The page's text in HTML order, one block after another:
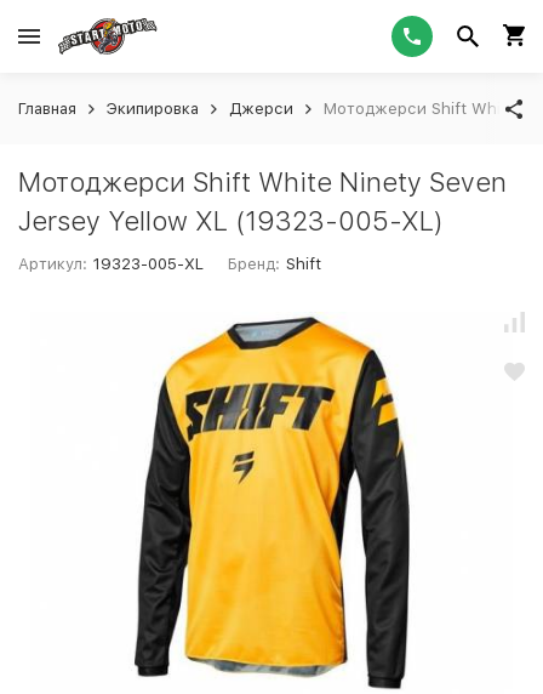
Главная Экипировка Джерси Мотоджерси Shift White
Мотоджерси Shift White Ninety Seven
Jersey Yellow XL (19323-005-XL)
Артикул: 19323-005-XL Бренд: Shift